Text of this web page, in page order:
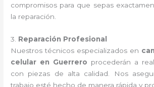
compromisos para que sepas
la reparación.
3. Reparación Profesional
Nuestros técnicos especializados en
celular en Guerrero procederán a
con piezas de alta calidad. Nos
trabajo esté hecho de manera rápida y